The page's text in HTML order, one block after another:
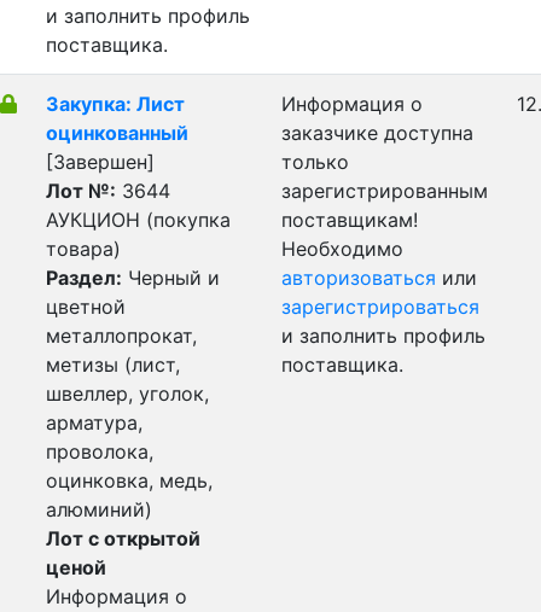
и заполнить профиль
поставщика.
Закупка: Лист
оцинкованный
[Завершен]
Лот №: 3644
АУКЦИОН (покупка
товара)
Раздел: Черный и
цветной
металлопрокат,
метизы (лист,
швеллер, уголок,
арматура,
проволока,
оцинковка, медь,
алюминий)
Лот с открытой
ценой
Информация о
Информация о
заказчике доступна
только
зарегистрированным
поставщикам!
Необходимо
авторизоваться или
зарегистрироваться
и заполнить профиль
поставщика.